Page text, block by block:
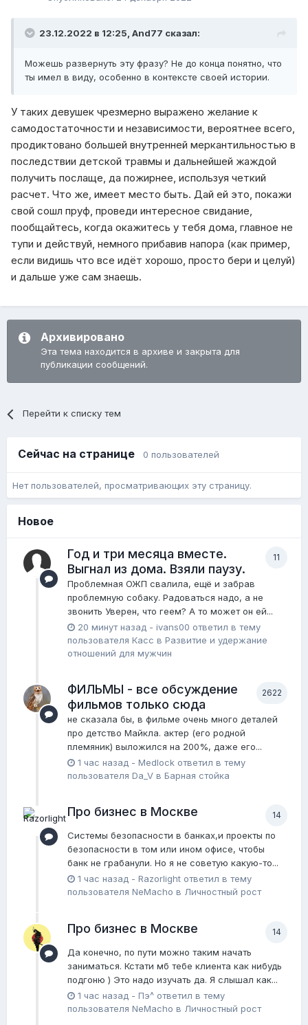
23.12.2022 в 12:25, And77 сказал:
Можешь развернуть эту фразу? Не до конца понятно, что
ты имел в виду, особенно в контексте своей истории.
У таких девушек чрезмерно выражено желание к
самодостаточности и независимости, вероятнее всего,
продиктовано большей внутренней меркантильностью в
последствии детской травмы и дальнейшей жаждой
получить послаще, да пожирнее, используя четкий
расчет. Что же, имеет место быть. Дай ей это, покажи
свой сошл пруф, проведи интересное свидание,
пообщайтесь, когда окажитесь у тебя дома, главное не
тупи и действуй, немного прибавив напора (как пример,
если видишь что все идёт хорошо, просто бери и целуй)
и дальше уже сам знаешь.
Архивировано
Эта тема находится в архиве и закрыта для
публикации сообщений.
Перейти к списку тем
Сейчас на странице 0 пользователей
Нет пользователей, просматривающих эту страницу.
Новое
11
Год и три месяца вместе.
Выгнал из дома. Взяли паузу.
Проблемная ОЖП свалила, ещё и забрав
проблемную собаку. Радоваться надо, а не
звонить Уверен, что геем? А то может он ей...
20 минут назад - ivans00 ответил в тему
пользователя Касс в Pазвитие и удержание
отношений для мужчин
2622
ФИЛЬМЫ - все обсуждение
фильмов только сюда
не сказала бы, в фильме очень много деталей
про детство Майкла. актер (его родной
племяник) выложился на 200%, даже его...
1 час назад - Medlock ответил в тему
пользователя Da_V в Барная стойка
14
Про бизнес в Москве
Системы безопасности в банках,и проекты по
безопасности в том или ином офисе, чтобы
банк не грабанули. Но я не советую какую-то...
1 час назад - Razorlight ответил в тему
пользователя NeMacho в Личностный рост
14
Про бизнес в Москве
Да конечно, по пути можно таким начать
заниматься. Кстати мб тебе клиента как нибудь
подгоню ) Это надо изучать да. Я слышал как...
1 час назад - Пэ^ ответил в тему
пользователя NeMacho в Личностный рост